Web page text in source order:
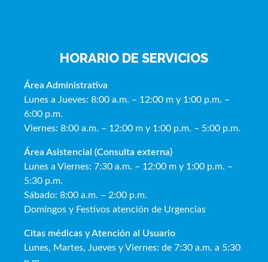
HORARIO DE SERVICIOS
Área Administrativa
Lunes a Jueves: 8:00 a.m. – 12:00 m y 1:00 p.m. –
6:00 p.m.
Viernes: 8:00 a.m. – 12:00 m y 1:00 p.m. – 5:00 p.m.
Área Asistencial (Consulta externa)
Lunes a Viernes: 7:30 a.m. – 12:00 m y 1:00 p.m. –
5:30 p.m.
Sábado: 8:00 a.m. – 2:00 p.m.
Domingos y Festivos atención de Urgencias
Citas médicas y Atención al Usuario
Lunes, Martes, Jueves y Viernes: de 7:30 a.m. a 5:30